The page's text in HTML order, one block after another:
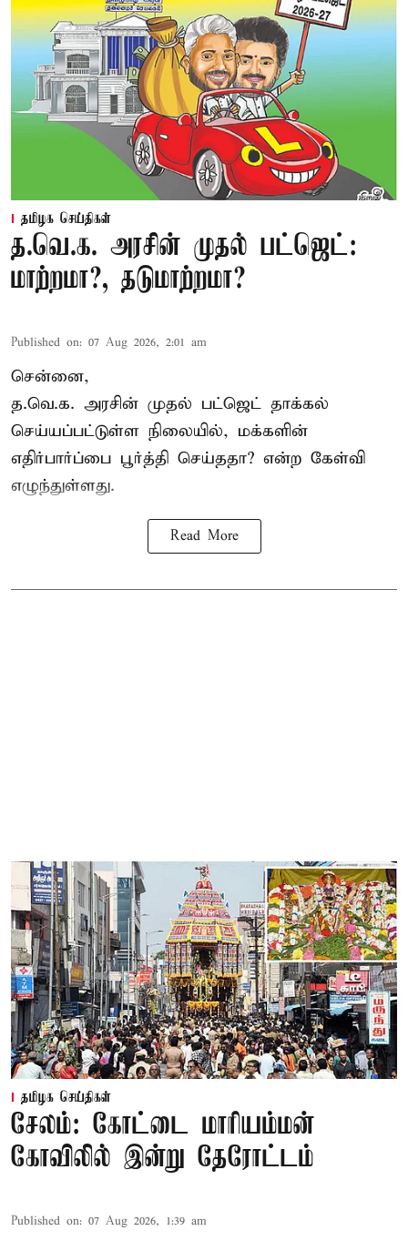
தமிழக செய்திகள்
த.வெ.க. அரசின் முதல் பட்ஜெட்:
மாற்றமா?, தடுமாற்றமா?
Published on: 07 Aug 2026, 2:01 am
சென்னை,
த.வெ.க. அரசின் முதல் பட்ஜெட் தாக்கல்
செய்யப்பட்டுள்ள நிலையில், மக்களின்
எதிர்பார்ப்பை பூர்த்தி செய்ததா? என்ற கேள்வி
எழுந்துள்ளது.
Read More
தமிழக செய்திகள்
சேலம்: கோட்டை மாரியம்மன்
கோவிலில் இன்று தேரோட்டம்
Published on: 07 Aug 2026, 1:39 am